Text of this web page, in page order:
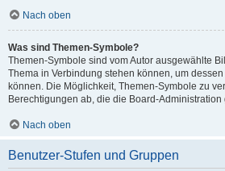
Nach oben
Was sind Themen-Symbole?
Themen-Symbole sind vom Autor ausgewählte
Thema in Verbindung stehen können, um
können. Die Möglichkeit, Themen-Symbole zu
Berechtigungen ab, die die Board-Administration
Nach oben
Benutzer-Stufen und Gruppen